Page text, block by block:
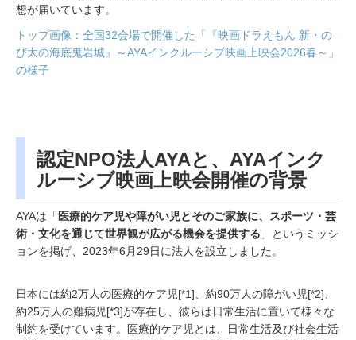
想が届いています。
トップ画像：全国32会場で開催した「『映画ドラえもん 新・の
び太の海底鬼岩城』～AYAインクルーシブ映画上映会2026春～」
の様子
認定NPO法人AYAと、AYAインク
ルーシブ映画上映会開催の背景
AYAは「 医療的ケア児や障がい児とそのご家族に、スポーツ・芸
術・文化を通じて世界観が広がる機会を提供する 」というミッシ
ョンを掲げ、2023年6月29日に法人を設立しました。
日本には約2万人の医療的ケア児[*1]、約90万人の障がい児[*2]、
約25万人の難病児[*3]が存在し、彼らは日常生活に置いて様々な
制約を受けています。医療的ケア児とは、日常生活及び社会生活